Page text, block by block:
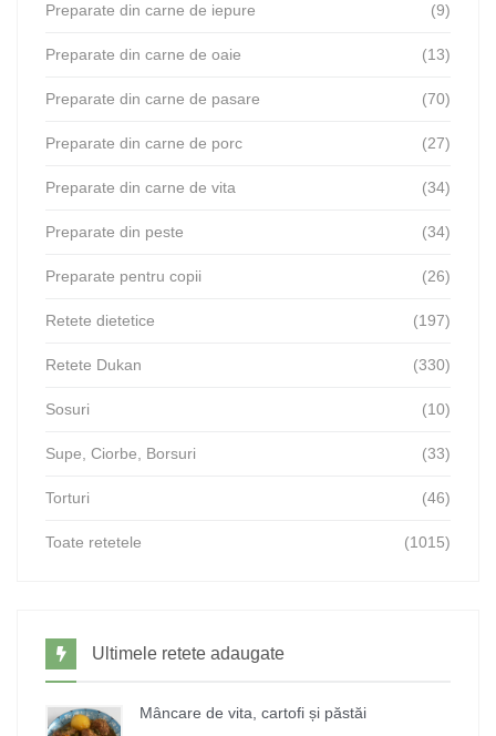
Preparate din carne de iepure (9)
Preparate din carne de oaie (13)
Preparate din carne de pasare (70)
Preparate din carne de porc (27)
Preparate din carne de vita (34)
Preparate din peste (34)
Preparate pentru copii (26)
Retete dietetice (197)
Retete Dukan (330)
Sosuri (10)
Supe, Ciorbe, Borsuri (33)
Torturi (46)
Toate retetele (1015)
Ultimele retete adaugate
Mâncare de vita, cartofi și păstăi